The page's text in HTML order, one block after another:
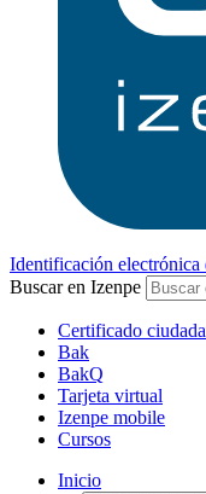
Identificación electrónica
Buscar en Izenpe
Certificado
Bak
BakQ
Tarjeta virtual
Izenpe mobile
Cursos
Inicio